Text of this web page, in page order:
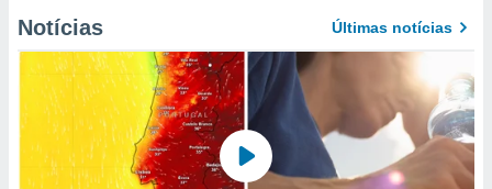
Notícias Últimas notícias